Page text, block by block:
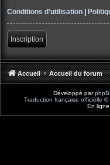
Conditions d’utilisation |
Inscription
Accueil Accueil du forum
Développé par
Traduction française officielle ©
En